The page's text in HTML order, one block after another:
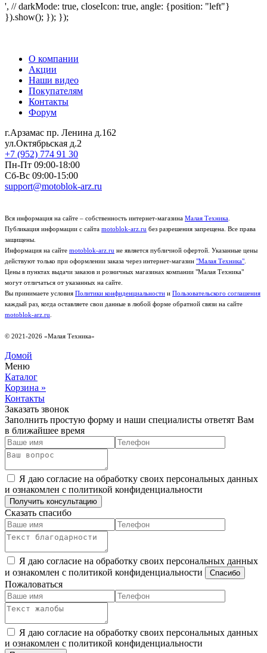
', // darkMode: true, closeIcon: true, angle: {position: "left"}
}).show(); }); });
О компании
Акции
Наши видео
Покупателям
Контакты
Форум
г.Арзамас пр. Ленина д.162
ул.Октябрьская д.2
+7 (952) 774 91 30
Пн-Пт 09:00-18:00
Сб-Вс 09:00-15:00
support@motoblok-arz.ru
Вся информация на сайте – собственность интернет-магазина Малая Техника
Публикация информации с сайта motoblok-arz.ru без разрешения запрещена. Все права
защищены.
Информация на сайте motoblok-arz.ru не является публичной офертой. Указанные цены
действуют только при оформлении заказа через интернет-магазин "Малая Техника"
Цены в пунктах выдачи заказов и розничных магазинах компании "Малая Техника"
могут отличаться от указанных на сайте.
Вы принимаете условия Политики конфиденциальности и Пользовательского соглашения
каждый раз, когда оставляете свои данные в любой форме обратной связи на сайте
motoblok-arz.ru
© 2021-2026 «Малая Техника»
Домой
Меню
Каталог
Корзина »
Контакты
Заказать звонок
Заполнить простую форму и наши специалисты ответят Вам
в ближайшее время
Я даю согласие на обработку своих персональных данных
и ознакомлен с политикой конфиденциальности
Сказать спасибо
Я даю согласие на обработку своих персональных данных
и ознакомлен с политикой конфиденциальности
Пожаловаться
Я даю согласие на обработку своих персональных данных
и ознакомлен с политикой конфиденциальности